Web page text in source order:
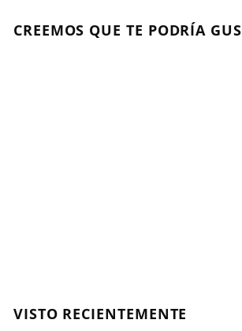
CREEMOS QUE TE PODRÍA
4
VISTO RECIENTEMENTE